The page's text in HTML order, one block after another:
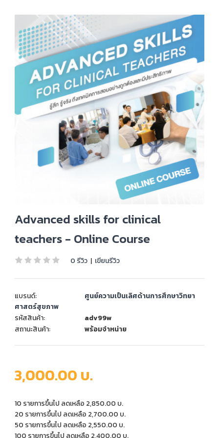
Advanced skills for clinical
teachers - Online Course
0 รีวิว | เขียนรีวิว
แบรนด์:
ศูนย์ความเป็นเลิศด้านการศึกษาวิทยา
ศาสตร์สุขภาพ
รหัสสินค้า:
adv99w
สถานะสินค้า:
พร้อมจำหน่าย
3,000.00 บ.
10 รายการขึ้นไป ลดเหลือ 2,850.00 บ.
20 รายการขึ้นไป ลดเหลือ 2,700.00 บ.
50 รายการขึ้นไป ลดเหลือ 2,550.00 บ.
100 รายการขึ้นไป ลดเหลือ 2,400.00 บ.